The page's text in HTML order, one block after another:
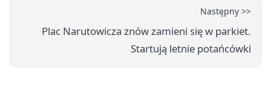
Następny >>
Plac Narutowicza znów zamieni się w parkiet.
Startują letnie potańcówki